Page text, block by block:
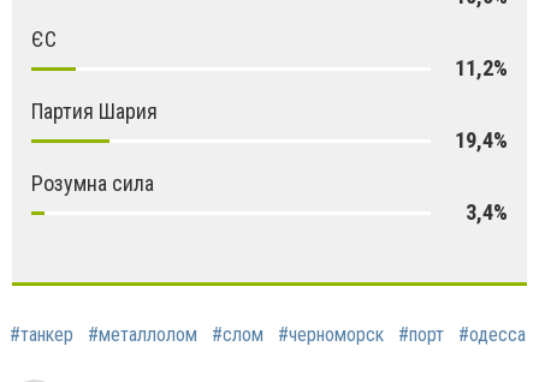
ЄС
11,2%
Партия Шария
19,4%
Розумна сила
3,4%
#танкер #металлолом #слом #черноморск #порт #одесса